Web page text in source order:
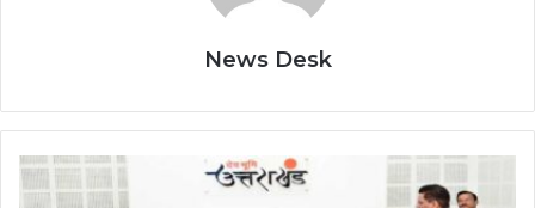
News Desk